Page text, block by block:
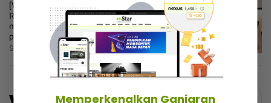
[V] “Macam tak rasa bersalah“ -
Ruhainies ambil tindakan, vendor
makanan salah guna nama untuk
pemasaran
Sabtu, 8 Ogos 2026 2:30 PM
Memperkenalkan Ganjaran